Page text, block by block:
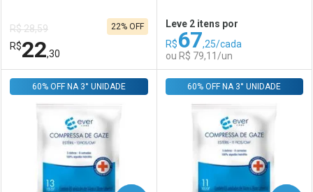
Comprar sem Desconto
Por R$ 12,03/cada
Comprar sem Desconto
Por R$ 12,03/cada
Comprar sem Desconto
Por R$ 3,19/cada
Comprar sem Desconto
Por R$ 3,19/cada
R$ 28,59
R$22,30
22% OFF
FECHAR
Laboratório
FECHAR
Por Menos
Leve 2 itens por
R$67,25/cada
ou R$ 79,11/un
Laboratório
Por Menos
60% OFF NA 3° UNIDADE 60% OFF NA 3° UNIDADE